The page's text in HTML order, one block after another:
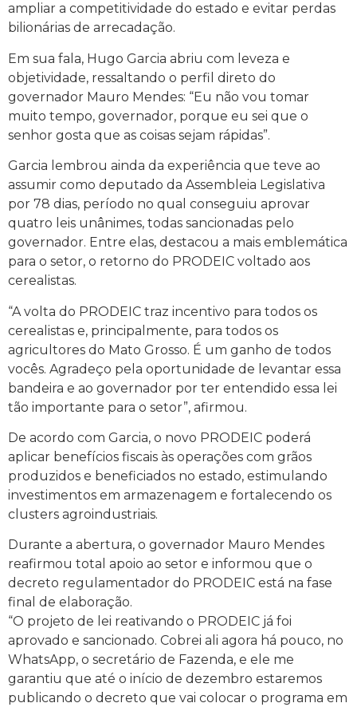
ampliar a competitividade do estado e evitar perdas
bilionárias de arrecadação.
Em sua fala, Hugo Garcia abriu com leveza e
objetividade, ressaltando o perfil direto do
governador Mauro Mendes: “Eu não vou tomar
muito tempo, governador, porque eu sei que o
senhor gosta que as coisas sejam rápidas”.
Garcia lembrou ainda da experiência que teve ao
assumir como deputado da Assembleia Legislativa
por 78 dias, período no qual conseguiu aprovar
quatro leis unânimes, todas sancionadas pelo
governador. Entre elas, destacou a mais emblemática
para o setor, o retorno do PRODEIC voltado aos
cerealistas.
“A volta do PRODEIC traz incentivo para todos os
cerealistas e, principalmente, para todos os
agricultores do Mato Grosso. É um ganho de todos
vocês. Agradeço pela oportunidade de levantar essa
bandeira e ao governador por ter entendido essa lei
tão importante para o setor”, afirmou.
De acordo com Garcia, o novo PRODEIC poderá
aplicar benefícios fiscais às operações com grãos
produzidos e beneficiados no estado, estimulando
investimentos em armazenagem e fortalecendo os
clusters agroindustriais.
Durante a abertura, o governador Mauro Mendes
reafirmou total apoio ao setor e informou que o
decreto regulamentador do PRODEIC está na fase
final de elaboração.
“O projeto de lei reativando o PRODEIC já foi
aprovado e sancionado. Cobrei ali agora há pouco, no
WhatsApp, o secretário de Fazenda, e ele me
garantiu que até o início de dezembro estaremos
publicando o decreto que vai colocar o programa em